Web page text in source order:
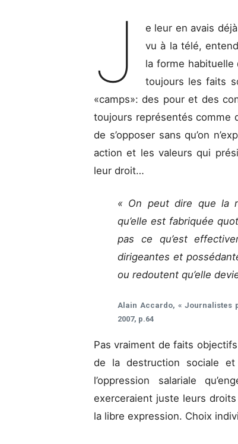
J
e leur en avais
vu à la télé,
la forme habituelle
toujours les faits
«camps»: des pour et des
toujours représentés comme
de s’opposer sans qu’on
action et les valeurs qui
leur droit…
« On peut dire que la
qu’elle est fabriquée
pas ce qu’est
dirigeantes et
ou redoutent qu’elle
Alain Accardo, « Journalistes
2007, p.64
Pas vraiment de faits
de la destruction sociale et
l’oppression salariale
exerceraient juste leurs
la libre expression. Choix